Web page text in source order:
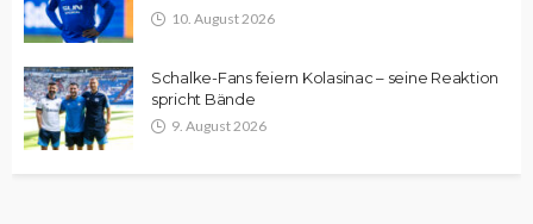
10. August 2026
Schalke-Fans feiern Kolasinac – seine Reaktion
spricht Bände
9. August 2026